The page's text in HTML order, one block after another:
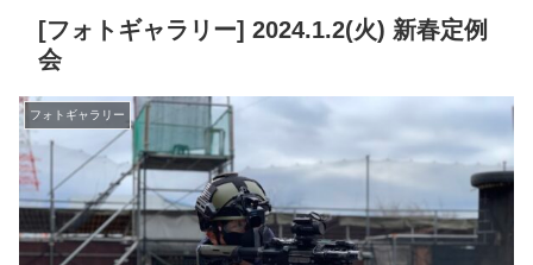
[フォトギャラリー] 2024.1.2(火) 新春定例
会
フォトギャラリー